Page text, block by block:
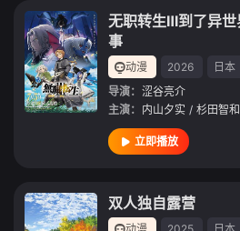
无职转生Ⅲ到了异世
事
动漫 2026
日本
导演： 涩谷亮介
主演： 内山夕实 / 杉田智和
立即播放
双人独自露营